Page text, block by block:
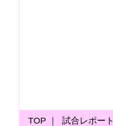
TOP ｜ 試合レポート